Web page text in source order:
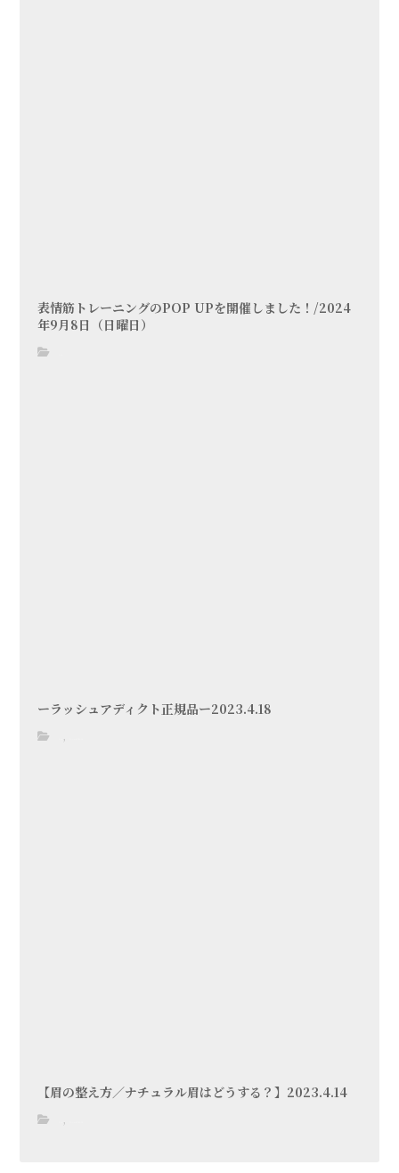
表情筋トレーニングのPOP UPを開催しました！/2024
年9月8日（日曜日）
ーラッシュアディクト正規品ー2023.4.18
【眉の整え方／ナチュラル眉はどうする？】2023.4.14
,